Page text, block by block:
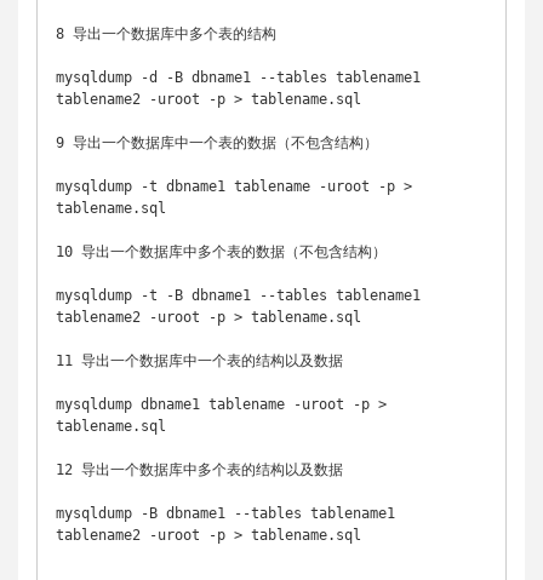
8 导出一个数据库中多个表的结构
mysqldump -d -B dbname1 --tables tablename1
tablename2 -uroot -p > tablename.sql
9 导出一个数据库中一个表的数据（不包含结构）
mysqldump -t dbname1 tablename -uroot -p >
tablename.sql
10 导出一个数据库中多个表的数据（不包含结构）
mysqldump -t -B dbname1 --tables tablename1
tablename2 -uroot -p > tablename.sql
11 导出一个数据库中一个表的结构以及数据
mysqldump dbname1 tablename -uroot -p >
tablename.sql
12 导出一个数据库中多个表的结构以及数据
mysqldump -B dbname1 --tables tablename1
tablename2 -uroot -p > tablename.sql